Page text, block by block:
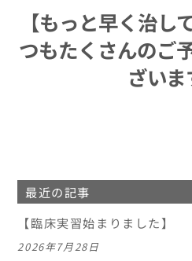
【もっと早く治し
つもたくさんのご
ざいま
最近の記事
【臨床実習始まりました】
2026年7月28日